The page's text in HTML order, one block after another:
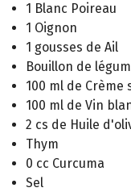
1 Blanc Poireau
1 Oignon
1 gousses de Ail
Bouillon de
100 ml de Crème
100 ml de Vin
2 cs de Huile
Thym
0 cc Curcuma
Sel